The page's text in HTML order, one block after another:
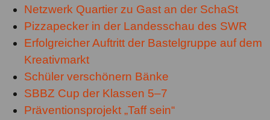
Netzwerk Quartier zu Gast an der SchaSt
Pizzapecker in der Landesschau des SWR
Erfolgreicher Auftritt der Bastelgruppe auf dem
Kreativmarkt
Schüler verschönern Bänke
SBBZ Cup der Klassen 5–7
Präventionsprojekt „Taff sein“